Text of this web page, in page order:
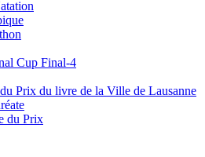
Cup Final-4
Prix du livre de la Ville de Lausanne
du Prix